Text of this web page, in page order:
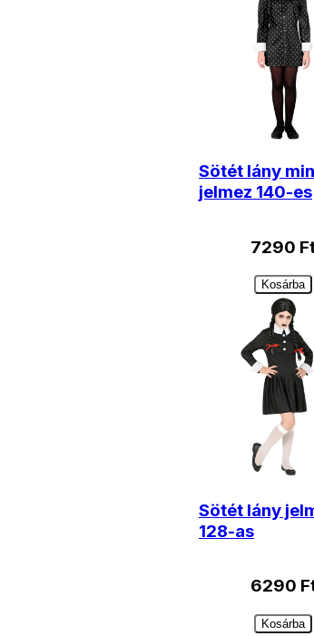
Sötét lány
jelmez 140-es
7290
Kosárba
Sötét lány
128-as
6290
Kosárba